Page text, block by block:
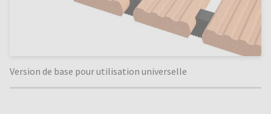
Version de base pour utilisation universelle